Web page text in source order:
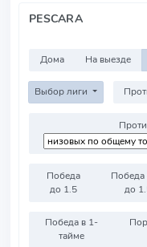
PESCARA
Дома На выезде
Выбор лиги
Победа
до 1.5
Победа
до
Победа в 1-
тайме